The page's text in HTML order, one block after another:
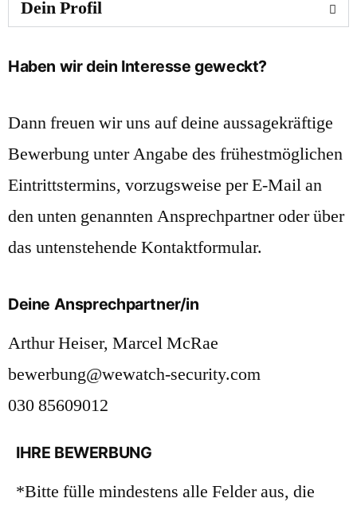
Dein Profil
Haben wir dein Interesse geweckt?
Dann freuen wir uns auf deine aussagekräftige
Bewerbung unter Angabe des frühestmöglichen
Eintrittstermins, vorzugsweise per E-Mail an
den unten genannten Ansprechpartner oder über
das untenstehende Kontaktformular.
Deine Ansprechpartner/in
Arthur Heiser, Marcel McRae
bewerbung@wewatch-security.com
030 85609012
IHRE BEWERBUNG
*Bitte fülle mindestens alle Felder aus, die